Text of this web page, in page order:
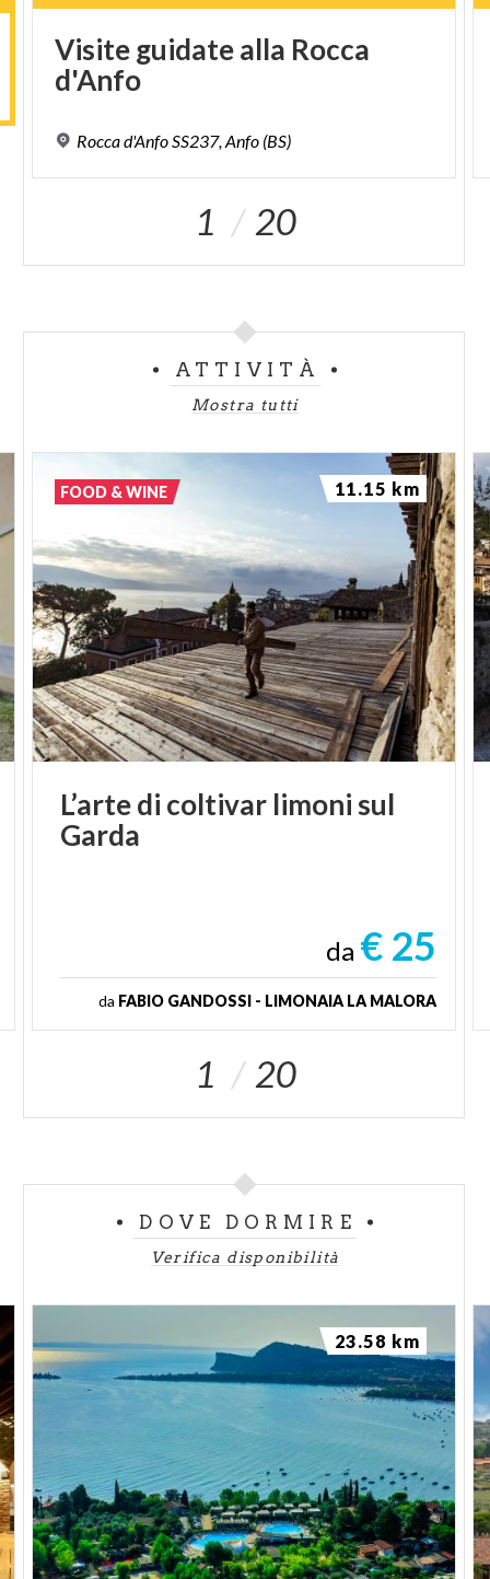
Visiteguidatealla Rocca
d'Anfo
Roccad'Anfo SS237, Anfo (BS)
1 20
ATTIVITÀ
Mostra tutti
L’artedi coltivar limoni sul
Garda
da € 25
da FABIO GANDOSSI - LIMONAIA LA MALORA
FOOD & WINE 11.15 km
1 20
DOVE DORMIRE
Verifica disponibilità
23.58 km